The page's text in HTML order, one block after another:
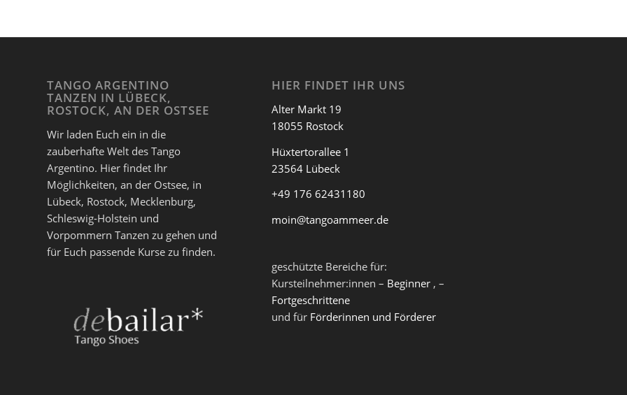
TANGO ARGENTINO
TANZEN IN LÜBECK,
ROSTOCK, AN DER OSTSEE
Wir laden Euch ein in die
zauberhafte Welt des Tango
Argentino. Hier findet Ihr
Möglichkeiten, an der Ostsee, in
Lübeck, Rostock, Mecklenburg,
Schleswig-Holstein und
Vorpommern Tanzen zu gehen und
für Euch passende Kurse zu finden.
HIER FINDET IHR UNS
Alter Markt 19
18055 Rostock
Hüxtertorallee 1
23564 Lübeck
+49 176 62431180
moin@tangoammeer.de
geschützte Bereiche für:
Kursteilnehmer:innen – Beginner, –
Fortgeschrittene
und für Förderinnen und Förderer